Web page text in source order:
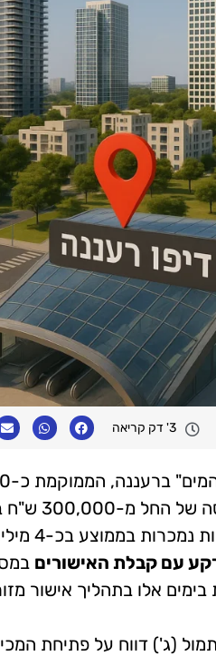
3' דק קריאה
ומרחב
בכ-4 מיליון שקלים וצפונה.
עם קבלת האישורים
אלו בתהליך אישור
ההתקדמות המואצת בתמ״א 70, אתמול (ג')